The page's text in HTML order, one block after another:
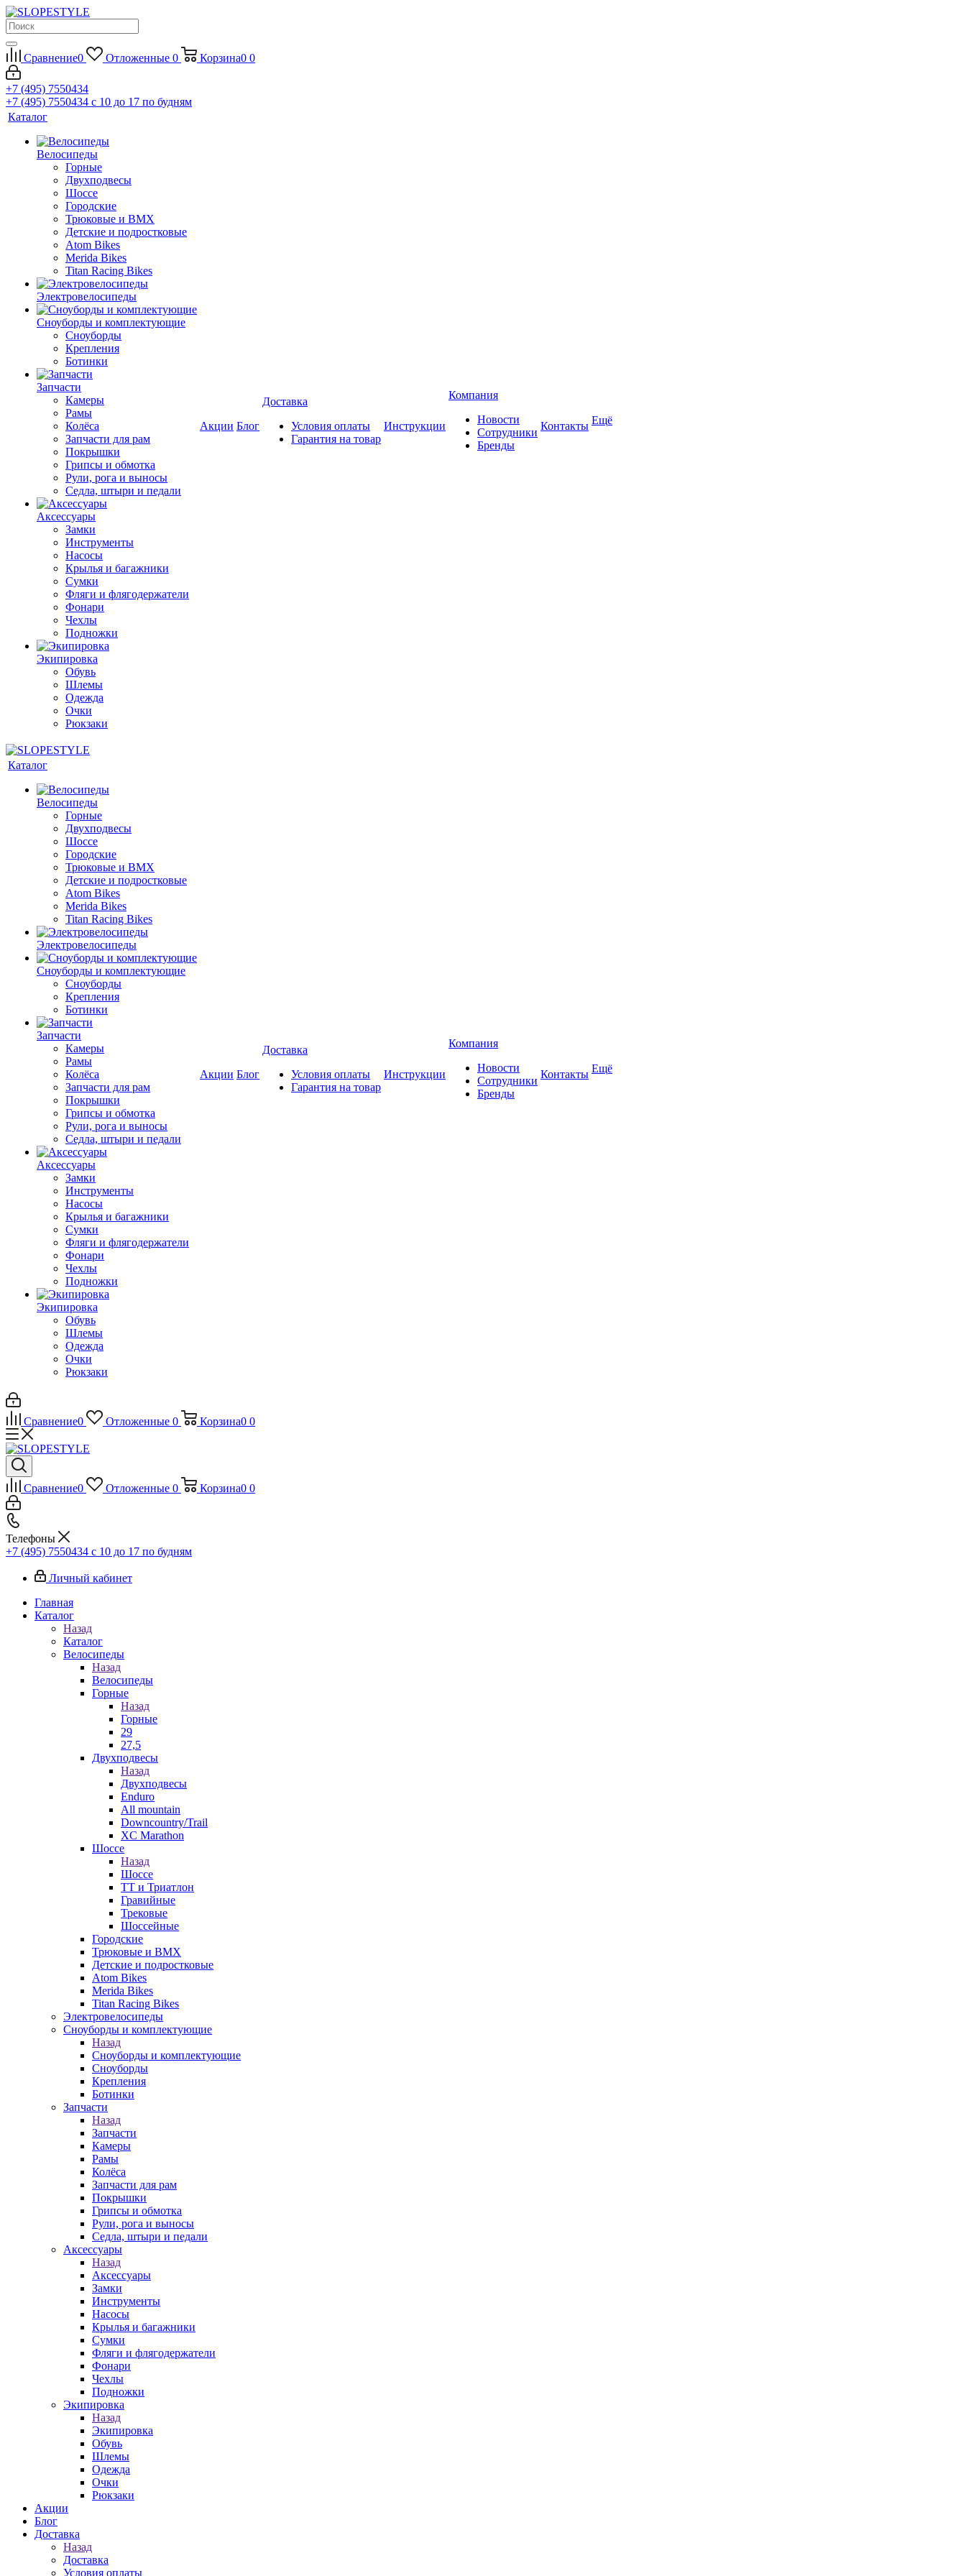
Сравнение0 Отложенные 0 Корзина0 0
+7 (495) 7550434
+7 (495) 7550434 с 10 до 17 по будням
Каталог
Велосипеды
Горные
Двухподвесы
Шоссе
Городские
Трюковые и BMX
Детские и подростковые
Atom Bikes
Merida Bikes
Titan Racing Bikes
Электровелосипеды
Cноуборды и комплектующие
Сноуборды
Крепления
Ботинки
Запчасти
Камеры
Рамы
Колёса
Запчасти для рам
Покрышки
Грипсы и обмотка
Рули, рога и выносы
Седла, штыри и педали
Аксессуары
Замки
Инструменты
Насосы
Крылья и багажники
Сумки
Фляги и флягодержатели
Фонари
Чехлы
Подножки
Экипировка
Обувь
Шлемы
Одежда
Очки
Рюкзаки
Акции Блог
Доставка
Условия оплаты
Гарантия на товар
Инструкции
Компания
Новости
Сотрудники
Бренды
Контакты Ещё
Каталог
Велосипеды
Горные
Двухподвесы
Шоссе
Городские
Трюковые и BMX
Детские и подростковые
Atom Bikes
Merida Bikes
Titan Racing Bikes
Электровелосипеды
Cноуборды и комплектующие
Сноуборды
Крепления
Ботинки
Запчасти
Камеры
Рамы
Колёса
Запчасти для рам
Покрышки
Грипсы и обмотка
Рули, рога и выносы
Седла, штыри и педали
Аксессуары
Замки
Инструменты
Насосы
Крылья и багажники
Сумки
Фляги и флягодержатели
Фонари
Чехлы
Подножки
Экипировка
Обувь
Шлемы
Одежда
Очки
Рюкзаки
Акции Блог
Доставка
Условия оплаты
Гарантия на товар
Инструкции
Компания
Новости
Сотрудники
Бренды
Контакты Ещё
Сравнение0 Отложенные 0 Корзина0 0
Сравнение0 Отложенные 0 Корзина0 0
Телефоны
+7 (495) 7550434 с 10 до 17 по будням
Личный кабинет
Главная
Каталог
Назад
Каталог
Велосипеды
Назад
Велосипеды
Горные
Назад
Горные
29
27,5
Двухподвесы
Назад
Двухподвесы
Enduro
All mountain
Downcountry/Trail
XC Marathon
Шоссе
Назад
Шоссе
ТТ и Триатлон
Гравийные
Трековые
Шоссейные
Городские
Трюковые и BMX
Детские и подростковые
Atom Bikes
Merida Bikes
Titan Racing Bikes
Электровелосипеды
Cноуборды и комплектующие
Назад
Cноуборды и комплектующие
Сноуборды
Крепления
Ботинки
Запчасти
Назад
Запчасти
Камеры
Рамы
Колёса
Запчасти для рам
Покрышки
Грипсы и обмотка
Рули, рога и выносы
Седла, штыри и педали
Аксессуары
Назад
Аксессуары
Замки
Инструменты
Насосы
Крылья и багажники
Сумки
Фляги и флягодержатели
Фонари
Чехлы
Подножки
Экипировка
Назад
Экипировка
Обувь
Шлемы
Одежда
Очки
Рюкзаки
Акции
Блог
Доставка
Назад
Доставка
Условия оплаты